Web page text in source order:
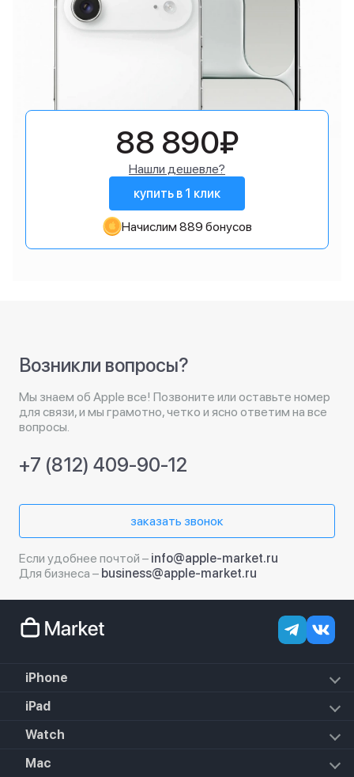
88 890₽
Нашли дешевле?
купить в 1 клик
Начислим 889 бонусов
Возникли вопросы?
Мы знаем об Apple все! Позвоните или оставьте номер
для связи, и мы грамотно, четко и ясно ответим на все
вопросы.
+7 (812) 409-90-12
заказать звонок
Если удобнее почтой – info@apple-market.ru
Для бизнеса – business@apple-market.ru
iPhone
iPhone 17e
iPhone 17 Pro
iPhone 17
iPad
iPad Air (2022)
iPad 10.2 (2021)
Watch
Apple Watch SE 3 2025
Mac